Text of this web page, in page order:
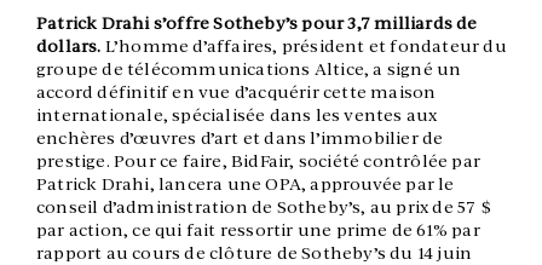
Patrick Drahi s’offre Sotheby’s pour 3,7 milliards de
dollars. L’homme d’affaires, président et fondateur du
groupe de télécommunications Altice, a signé un
accord définitif en vue d’acquérir cette maison
internationale, spécialisée dans les ventes aux
enchères d’œuvres d’art et dans l’immobilier de
prestige. Pour ce faire, BidFair, société contrôlée par
Patrick Drahi, lancera une OPA, approuvée par le
conseil d’administration de Sotheby’s, au prix de 57 $
par action, ce qui fait ressortir une prime de 61% par
rapport au cours de clôture de Sotheby’s du 14 juin